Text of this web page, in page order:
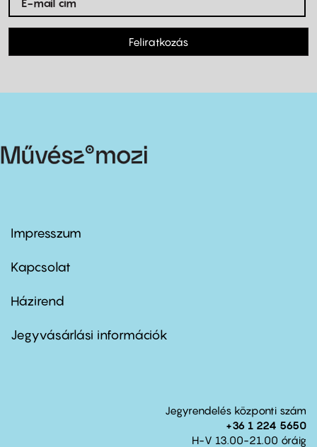
Feliratkozás
Footer
first
Impresszum
Kapcsolat
Footer
second
Házirend
Jegyvásárlási információk
Jegyrendelés központi szám
+36 1 224 5650
H-V 13.00-21.00 óráig